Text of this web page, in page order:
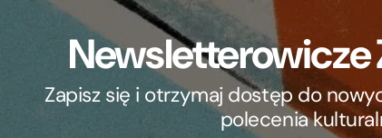
Newsletterowicze
Zapisz się i otrzymaj dostęp do
polecenia